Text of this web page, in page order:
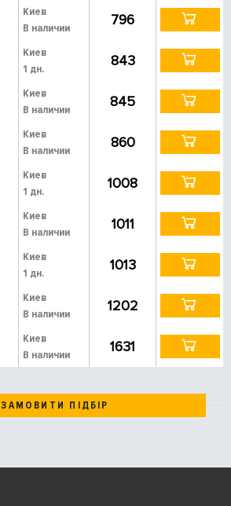
Киев
В наличии
796
Киев
1 дн.
843
Киев
В наличии
845
Киев
В наличии
860
Киев
1 дн.
1008
Киев
В наличии
1011
Киев
1 дн.
1013
Киев
В наличии
1202
Киев
В наличии
1631
ЗАМОВИТИ ПІДБІР